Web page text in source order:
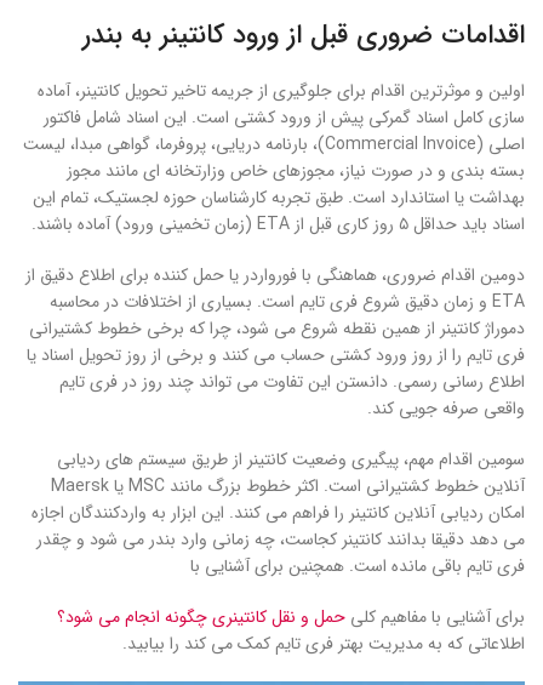
اقدامات ضروری قبل از ورود کانتینر به بندر
اولین و موثرترین اقدام برای جلوگیری از جریمه تاخیر تحویل کانتینر، آماده
سازی کامل اسناد گمرکی پیش از ورود کشتی است. این اسناد شامل فاکتور
اصلی (Commercial Invoice)، بارنامه دریایی، پروفرما، گواهی مبدا، لیست
بسته بندی و در صورت نیاز، مجوزهای خاص وزارتخانه ای مانند مجوز
بهداشت یا استاندارد است. طبق تجربه کارشناسان حوزه لجستیک، تمام این
اسناد باید حداقل ۵ روز کاری قبل از ETA (زمان تخمینی ورود) آماده باشند.
دومین اقدام ضروری، هماهنگی با فورواردر یا حمل کننده برای اطلاع دقیق از
ETA و زمان دقیق شروع فری تایم است. بسیاری از اختلافات در محاسبه
دموراژ کانتینر از همین نقطه شروع می شود، چرا که برخی خطوط کشتیرانی
فری تایم را از روز ورود کشتی حساب می کنند و برخی از روز تحویل اسناد یا
اطلاع رسانی رسمی. دانستن این تفاوت می تواند چند روز در فری تایم
واقعی صرفه جویی کند.
سومین اقدام مهم، پیگیری وضعیت کانتینر از طریق سیستم های ردیابی
آنلاین خطوط کشتیرانی است. اکثر خطوط بزرگ مانند MSC یا Maersk
امکان ردیابی آنلاین کانتینر را فراهم می کنند. این ابزار به واردکنندگان اجازه
می دهد دقیقا بدانند کانتینر کجاست، چه زمانی وارد بندر می شود و چقدر
فری تایم باقی مانده است. همچنین برای آشنایی با
برای آشنایی با مفاهیم کلی حمل و نقل کانتینری چگونه انجام می شود؟
اطلاعاتی که به مدیریت بهتر فری تایم کمک می کند را بیابید.